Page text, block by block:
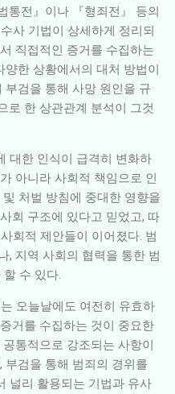
통전』이나 『형죄전』 등의
사 기법이 상세하게 정리되
직접적인 증거를 수집하는
양한 상황에서의 대처 방법이
부검을 통해 사망 원인을 규
로 한 상관관계 분석이 그것
대한 인식이 급격히 변화하
아니라 사회적 책임으로 인
처벌 방침에 중대한 영향을
회 구조에 있다고 믿었고, 따
회적 제안들이 이어졌다. 범
, 지역 사회의 협력을 통한 범
수 있다.
오늘날에도 여전히 유효하
거를 수집하는 것이 중요한
통적으로 강조되는 사항이
부검을 통해 범죄의 경위를
널리 활용되는 기법과 유사